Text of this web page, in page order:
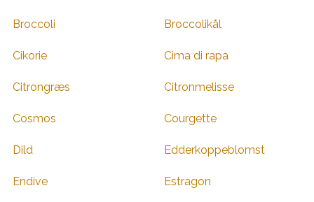
Broccoli Broccolikål
Cikorie Cima di rapa
Citrongræs Citronmelisse
Cosmos Courgette
Dild Edderkoppeblomst
Endive Estragon